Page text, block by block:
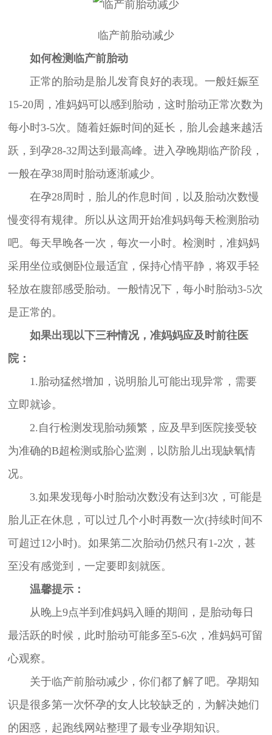
临产前胎动减少
如何检测临产前胎动
正常的胎动是胎儿发育良好的表现。一般妊娠至
15-20周，准妈妈可以感到胎动，这时胎动正常次数为
每小时3-5次。随着妊娠时间的延长，胎儿会越来越活
跃，到孕28-32周达到最高峰。进入孕晚期临产阶段，
一般在孕38周时胎动逐渐减少。
在孕28周时，胎儿的作息时间，以及胎动次数慢
慢变得有规律。所以从这周开始准妈妈每天检测胎动
吧。每天早晚各一次，每次一小时。检测时，准妈妈
采用坐位或侧卧位最适宜，保持心情平静，将双手轻
轻放在腹部感受胎动。一般情况下，每小时胎动3-5次
是正常的。
如果出现以下三种情况，准妈妈应及时前往医
院：
1.胎动猛然增加，说明胎儿可能出现异常，需要
立即就诊。
2.自行检测发现胎动频繁，应及早到医院接受较
为准确的B超检测或胎心监测，以防胎儿出现缺氧情
况。
3.如果发现每小时胎动次数没有达到3次，可能是
胎儿正在休息，可以过几个小时再数一次(持续时间不
可超过12小时)。如果第二次胎动仍然只有1-2次，甚
至没有感觉到，一定要即刻就医。
温馨提示：
从晚上9点半到准妈妈入睡的期间，是胎动每日
最活跃的时候，此时胎动可能多至5-6次，准妈妈可留
心观察。
关于临产前胎动减少，你们都了解了吧。孕期知
识是很多第一次怀孕的女人比较缺乏的，为解决她们
的困惑，起跑线网站整理了最专业孕期知识。